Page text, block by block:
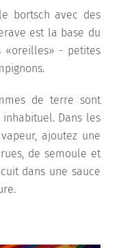
bortsch avec des
est la base du
«oreilles» - petites
de terre sont
Dans les
ajoutez une
de semoule et
dans une sauce